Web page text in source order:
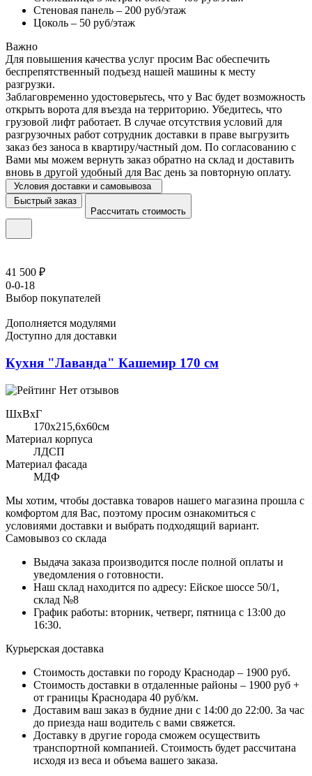
Стеновая панель – 200 руб/этаж
Цоколь – 50 руб/этаж
Важно
Для повышения качества услуг просим Вас обеспечить
беспрепятственный подъезд нашей машины к месту
разгрузки.
Заблаговременно удостоверьтесь, что у Вас будет возможность
открыть ворота для въезда на территорию. Убедитесь, что
грузовой лифт работает. В случае отсутствия условий для
разгрузочных работ сотрудник доставки в праве выгрузить
заказ без заноса в квартиру/частный дом. По согласованию с
Вами мы можем вернуть заказ обратно на склад и доставить
вновь в другой удобный для Вас день за повторную оплату.
Условия доставки и самовывоза
Быстрый заказ
Рассчитать стоимость
41 500 ₽
0-0-18
Выбор покупателей
Дополняется модулями
Доступно для доставки
Кухня "Лаванда" Кашемир 170 см
Нет отзывов
ШхВхГ
170x215,6х60см
Материал корпуса
ЛДСП
Материал фасада
МДФ
Мы хотим, чтобы доставка товаров нашего магазина прошла с
комфортом для Вас, поэтому просим ознакомиться с
условиями доставки и выбрать подходящий вариант.
Самовывоз со склада
Выдача заказа производится после полной оплаты и
уведомления о готовности.
Наш склад находится по адресу: Ейское шоссе 50/1,
склад №8
График работы: вторник, четверг, пятница с 13:00 до
16:30.
Курьерская доставка
Стоимость доставки по городу Краснодар – 1900 руб.
Стоимость доставки в отдаленные районы – 1900 руб +
от границы Краснодара 40 руб/км.
Доставим ваш заказ в будние дни с 14:00 до 22:00. За час
до приезда наш водитель с вами свяжется.
Доставку в другие города сможем осуществить
транспортной компанией. Стоимость будет рассчитана
исходя из веса и объема вашего заказа.